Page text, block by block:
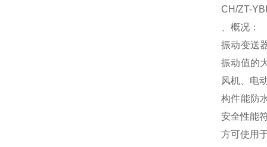
CH/ZT-
、概况：
振动变送
振动值的
风机、电
构件能防
安全性能
方可使用